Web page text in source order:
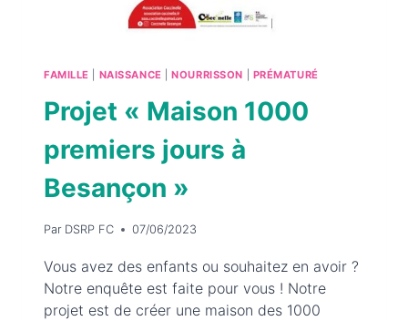
D’INTERRUPTION
GROSSESSE
FAMILLE NAISSANCE |NOURRISSON PRÉMATURÉ
Projet « Maison 1000
premiers jours à
Besançon »
Par DSRP FC 07/06/2023
Vous avez des enfants ou souhaitez en avoir ?
Notre enquête est faite pour vous ! Notre
projet est de créer une maison des 1000